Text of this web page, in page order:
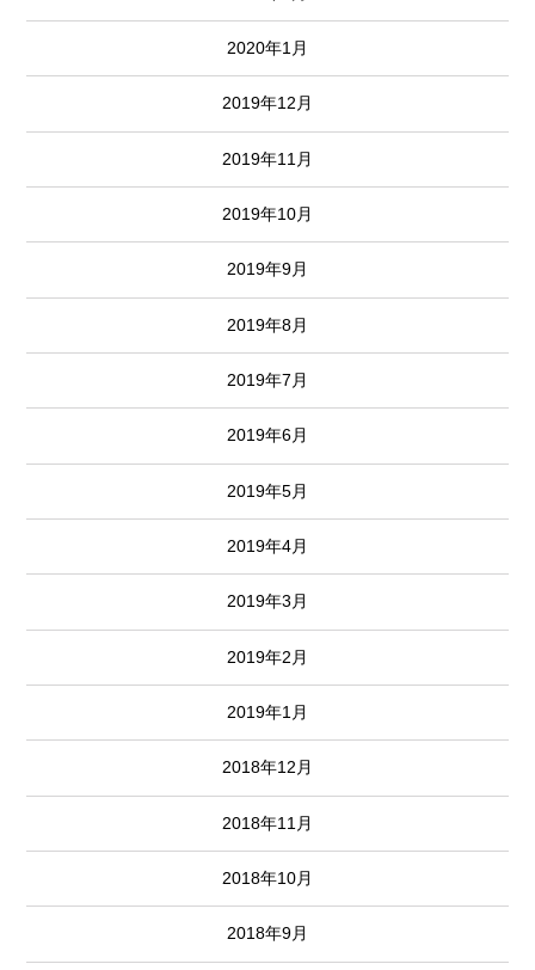
2020年1月
2019年12月
2019年11月
2019年10月
2019年9月
2019年8月
2019年7月
2019年6月
2019年5月
2019年4月
2019年3月
2019年2月
2019年1月
2018年12月
2018年11月
2018年10月
2018年9月